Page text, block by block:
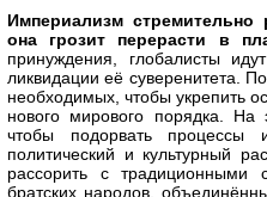
Империализм стремительно
она грозит перерасти в
принуждения, глобалисты
ликвидации её суверенитета.
необходимых, чтобы укрепить
нового мирового порядка.
чтобы подорвать процессы
политический и культурный
рассорить с традиционными
братских народов,